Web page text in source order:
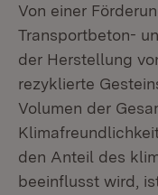
Von einer
Transportbeton-
der Herstellung
rezyklierte
Volumen der
den Anteil des
beeinflusst wird,